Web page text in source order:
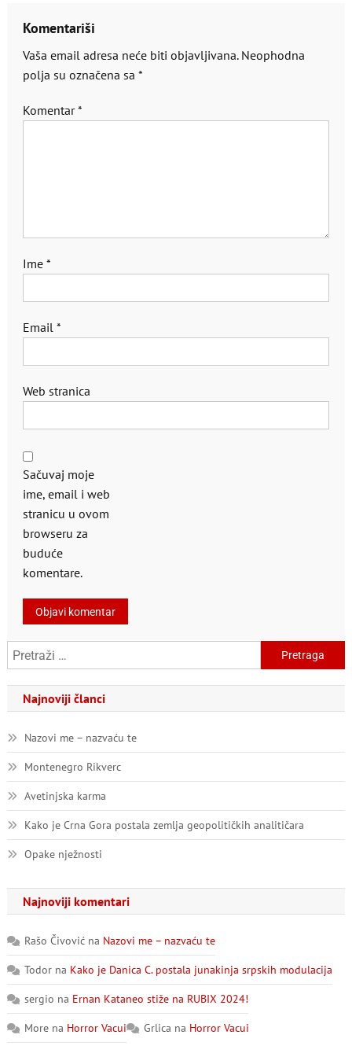
Komentariši
Vaša email adresa neće biti objavljivana. Neophodna
polja su označena sa *
Komentar*
Ime *
Email *
Web stranica
Sačuvaj moje
ime, email i web
stranicu u ovom
browseru za
buduće
komentare.
Pretraga:
Najnoviji članci
Nazovi me – nazvaću te
Montenegro Rikverc
Avetinjska karma
Kako je Crna Gora postala zemlja geopolitičkih analitičara
Opake nježnosti
Najnoviji komentari
Rašo Čivovićna Nazovi me – nazvaću te
Todorna Kako je Danica C. postala junakinja srpskih modulacija
sergio na Ernan Kataneo stiže na RUBIX 2024!
Morena Horror Vacui Grlica na Horror Vacui